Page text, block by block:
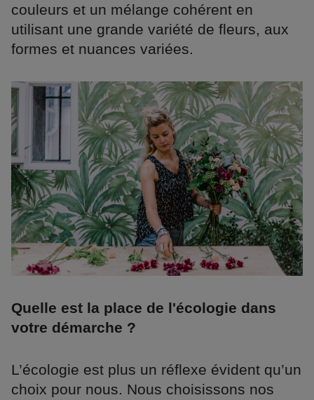
couleurs et un mélange cohérent en
utilisant une grande variété de fleurs, aux
formes et nuances variées.
Quelle est la place de l'écologie dans
votre démarche ?
L’écologie est plus un réflexe évident qu’un
choix pour nous. Nous choisissons nos